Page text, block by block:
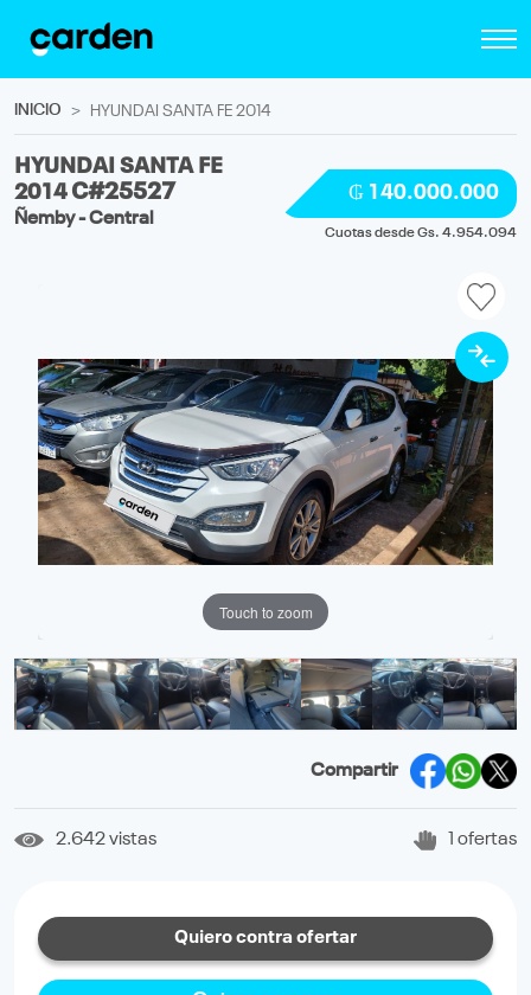
INICIO HYUNDAI SANTA FE 2014
HYUNDAI SANTA FE
2014 C#25527
Ñemby - Central
₲ 140.000.000
Cuotas desde Gs. 4.954.094
Touch to zoom
Compartir
2.642 vistas 1 ofertas
Quiero contra ofertar